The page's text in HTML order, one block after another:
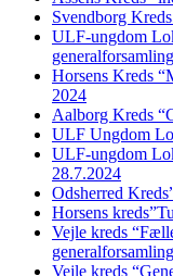
Svendborg
ULF-ungdom
Horsens Kreds
2024
Aalborg Kreds
ULF Ungdom
ULF-ungdom
28.7.2024
Odsherred
Horsens
Vejle kreds
Vejle kreds